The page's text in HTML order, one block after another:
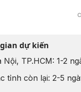
dự kiến
Nội, TP.HCM: 1-2
tỉnh còn lại: 2-5